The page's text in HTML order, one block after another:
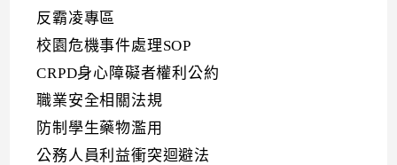
反霸凌專區
校園危機事件處理SOP
CRPD身心障礙者權利公約
職業安全相關法規
防制學生藥物濫用
公務人員利益衝突迴避法